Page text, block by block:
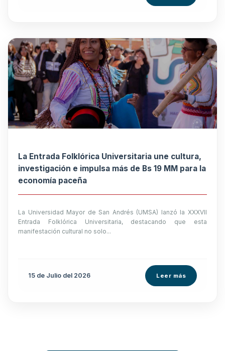
La Entrada Folklórica Universitaria une cultura,
investigación e impulsa más de Bs 19 MM para la
economía paceña
La Universidad Mayor de San Andrés (UMSA) lanzó la XXXVII
Entrada Folklórica Universitaria, destacando que esta
manifestación cultural no solo...
15 de Julio del 2026 Leer más